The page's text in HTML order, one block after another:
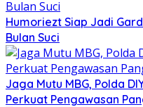
Humoriezt Siap Jadi
Bulan Suci
Jaga Mutu MBG, Polda
Perkuat Pengawasan